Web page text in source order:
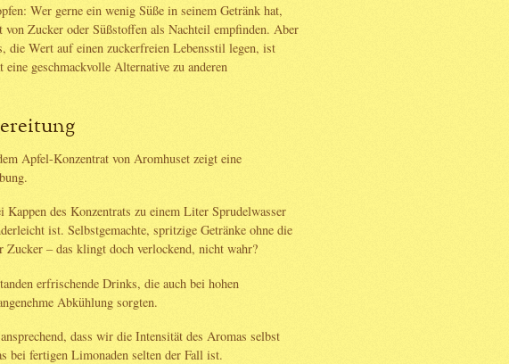
Wer gerne ein wenig Süße in seinem Getränk hat,
von Zucker oder Süßstoffen als Nachteil empfinden. Aber
die Wert auf einen zuckerfreien Lebensstil legen, ist
geschmackvolle Alternative zu anderen
Apfel-Konzentrat von Aromhuset zeigt eine
des Konzentrats zu einem Liter Sprudelwasser
ist. Selbstgemachte, spritzige Getränke ohne die
Zucker – das klingt doch verlockend, nicht wahr?
erfrischende Drinks, die auch bei hohen
Abkühlung sorgten.
dass wir die Intensität des Aromas selbst
bei fertigen Limonaden selten der Fall ist.